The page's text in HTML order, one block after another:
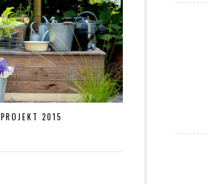
PROJEKT 2015